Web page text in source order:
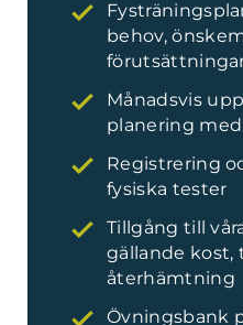
behov,
Månadsvis
planering
Registrering
fysiska tester
Tillgång till
gällande kost,
återhämtning
Övningsbank